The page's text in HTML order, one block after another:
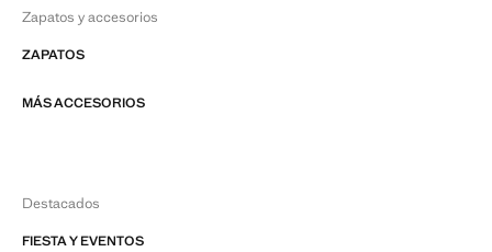
Zapatos y accesorios
ZAPATOS
MÁS ACCESORIOS
Destacados
FIESTA Y EVENTOS